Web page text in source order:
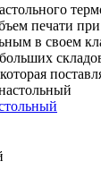
печати при
в своем